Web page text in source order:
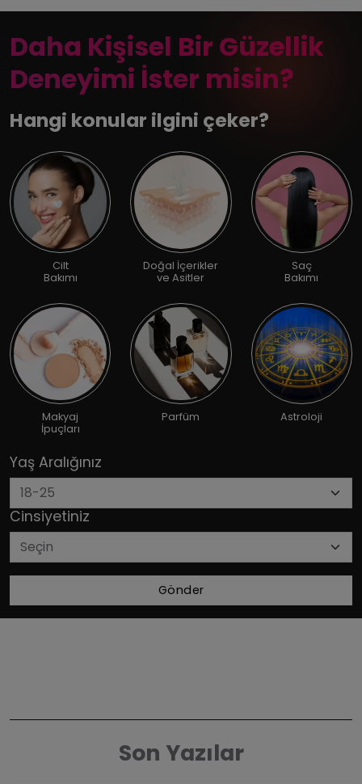
Daha Kişisel Bir Güzellik
Deneyimi İster misin?
Hangi konular ilgini çeker?
Cilt
Bakımı
Doğal İçerikler
ve Asitler
Saç
Bakımı
Makyaj
İpuçları
Parfüm Astroloji
Yaş Aralığınız
Cinsiyetiniz
Gönder
Son Yazılar